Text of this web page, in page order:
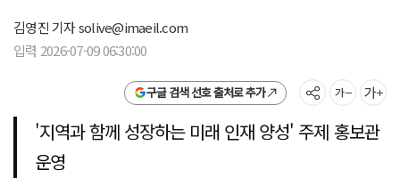
김영진 기자solive@imaeil.com
입력 2026-07-09 06:30:00
구글 검색 선호 출처로 추가
'지역과 함께 성장하는 미래 인재 양성' 주제 홍보관
운영